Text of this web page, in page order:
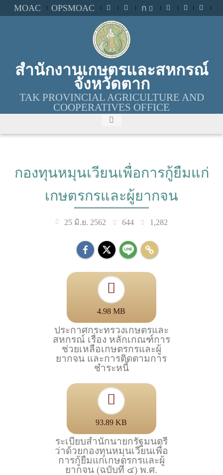
MOAC OPSMOAC ก
สำนักงานเกษตรและสหกรณ์
จังหวัดตาก
TAK PROVINCIAL AGRICULTURE AND
COOPERATIVES OFFICE
กองทุนหมุนเวียนเพื่อการกู้ยืมแก่
เกษตรกรและผู้ยากจน
25 มิ.ย. 2562 644 1,282
4.98 MB
ประกาศกระทรวงเกษตรและ
สหกรณ์ เรื่อง หลักเกณฑ์การ
ช่วยเหลือเกษตรกรและผู้
ยากจน และการติดตามการ
ชำระหนี้
93.89 KB
ระเบียบสำนักนายกรัฐมนตรี
ว่าด้วยกองทุนหมุนเวียนเพื่อ
การกู้ยืมแก่เกษตรกรและผู้
ยากจน (ฉบับที่ ๔) พ.ศ.